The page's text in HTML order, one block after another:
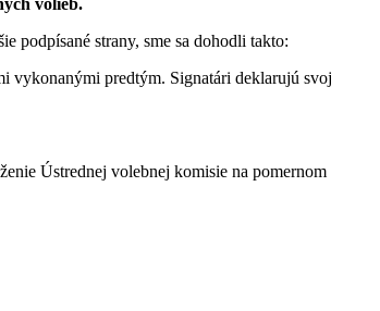
volieb.
podpísané strany, sme sa dohodli takto:
vykonanými predtým. Signatári deklarujú svoj
Ústrednej volebnej komisie na pomernom